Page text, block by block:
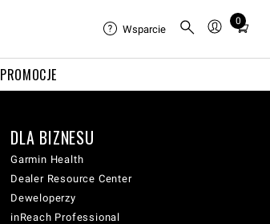
PROMOCJE
Wsparcie
0
Total
cart:
DLA BIZNESU
Garmin Health
Dealer Resource Center
Deweloperzy
inReach Professional